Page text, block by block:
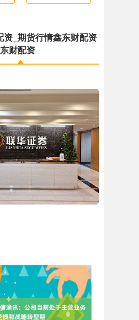
资_期货行情鑫东财配资
财配资